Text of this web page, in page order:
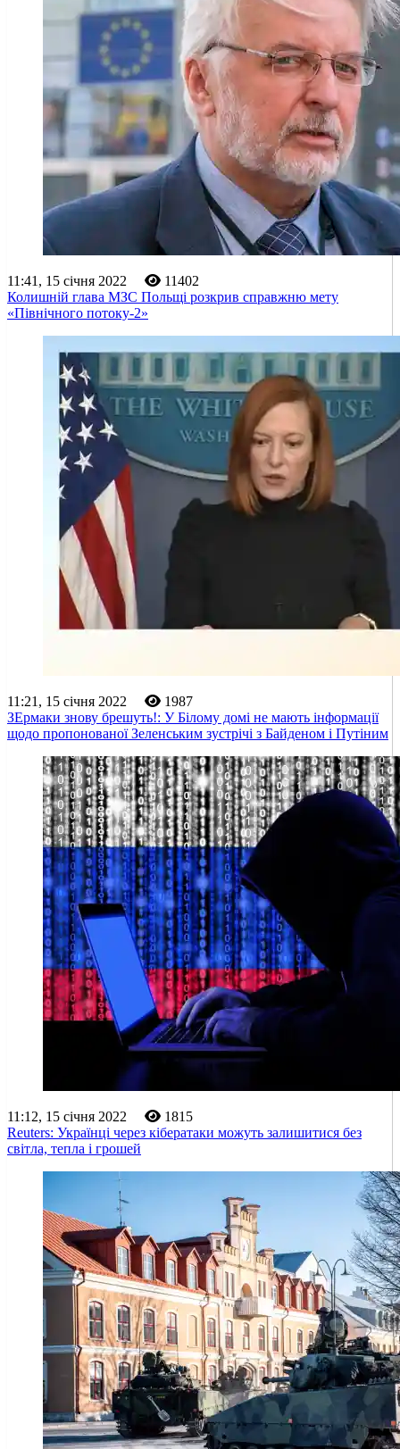
11:41, 15 січня 2022
11402
Колишній глава МЗС Польщі розкрив справжню мету
«Північного потоку-2»
11:21, 15 січня 2022
1987
ЗЕрмаки знову брешуть!: У Білому домі не мають інформації
щодо пропонованої Зеленським зустрічі з Байденом і Путіним
11:12, 15 січня 2022
1815
Reuters: Українці через кібератаки можуть залишитися без
світла, тепла і грошей